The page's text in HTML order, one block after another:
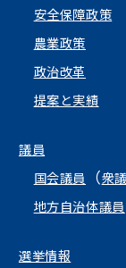
安全保障政策
農業政策
政治改革
提案と実績
議員
国会議員
（衆
地方自治体議員
選挙情報